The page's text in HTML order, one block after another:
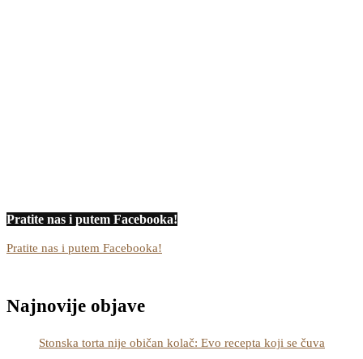
Pratite nas i putem Facebooka!
Pratite nas i putem Facebooka!
Najnovije objave
Stonska torta nije običan kolač: Evo recepta koji se čuva